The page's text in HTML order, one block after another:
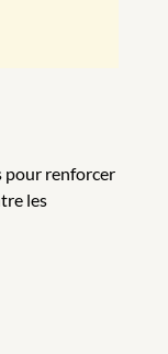
pour renforcer
les